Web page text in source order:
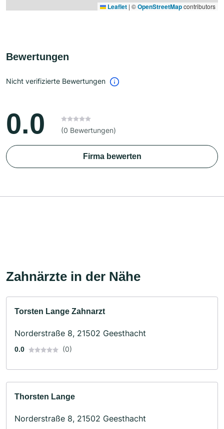
Leaflet | ©OpenStreetMapcontributors
Bewertungen
Nicht verifizierte Bewertungen
0.0 (0 Bewertungen)
Firma bewerten
Zahnärzte in der Nähe
Torsten Lange Zahnarzt
Norderstraße 8, 21502 Geesthacht
0.0 (0)
Thorsten Lange
Norderstraße 8, 21502 Geesthacht